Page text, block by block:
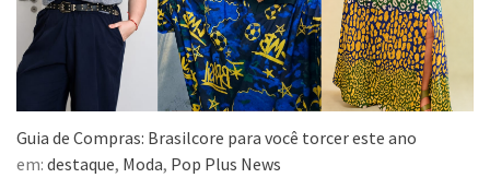
Guia de Compras: Brasilcore para você torcer este ano
em: destaque, Moda, Pop Plus News